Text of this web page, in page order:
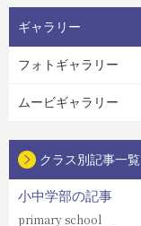
ギャラリー
フォトギャラリー
ムービギャラリー
クラス別記事一覧
小中学部の記事
primary school